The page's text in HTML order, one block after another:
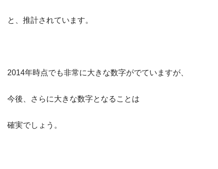
と、推計されています。
2014年時点でも非常に大きな数字がでていますが、
今後、さらに大きな数字となることは
確実でしょう。